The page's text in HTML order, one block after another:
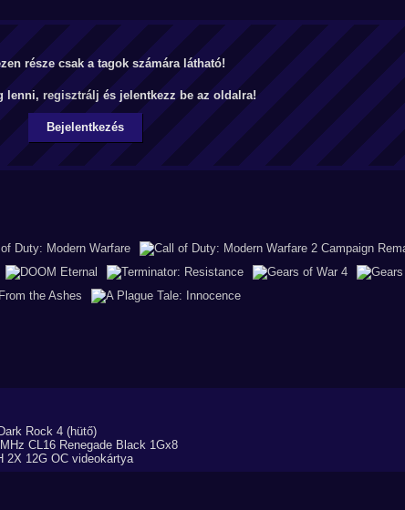
része csak a tagok számára látható!
lenni, regisztrálj és jelentkezz be az oldalra!
Bejelentkezés
Rock 4 (hütő)
CL16 Renegade Black 1Gx8
2X 12G OC videokártya